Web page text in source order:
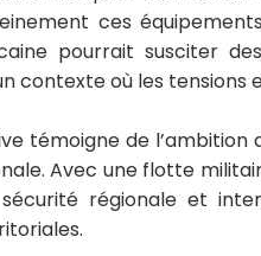
ces
pourrait susciter
contexte où les tensions
témoigne de
Avec une flotte
régionale et